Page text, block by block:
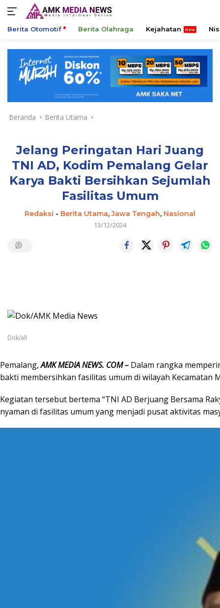
konten
Berita Otomotif Berita Olahraga Kejahatan
Beranda Berita Utama
Jelang Peringatan Hari Juang
TNI AD, Kodim Pemalang Gelar
Karya Bakti Bersihkan Sejumlah
Fasilitas Umum
Redaksi - Berita Utama,Jawa Tengah, Nasional
13/12/2024
Dok/all
Pemalang,AMK MEDIA NEWS. COM – Dalam rangka
bakti membersihkan fasilitas umum di wilayah Kecamatan
Kegiatan tersebut bertema “TNI AD Berjuang Bersama
nyaman di fasilitas umum yang menjadi pusat aktivitas